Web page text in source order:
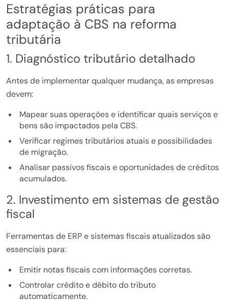
Estratégias práticas para
adaptação à CBS na reforma
tributária
1. Diagnóstico tributário detalhado
Antes de implementar qualquer mudança, as empresas
devem:
Mapear suas operações e identificar quais serviços e
bens são impactados pela CBS.
Verificar regimes tributários atuais e possibilidades
de migração.
Analisar passivos fiscais e oportunidades de créditos
acumulados.
2. Investimento em sistemas de gestão
fiscal
Ferramentas de ERP e sistemas fiscais atualizados são
essenciais para:
Emitir notas fiscais com informações corretas.
Controlar crédito e débito do tributo
automaticamente.